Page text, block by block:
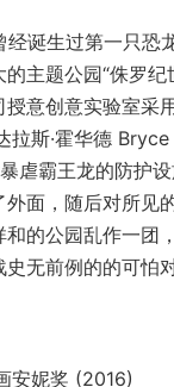
生过第一只恐龙
主题公园“侏罗
授意创意实验室采
拉斯·霍华德
虐霸王龙的防护
面，随后对所见
公园乱作一团，
史无前例的的可怕
妮奖 (2016)